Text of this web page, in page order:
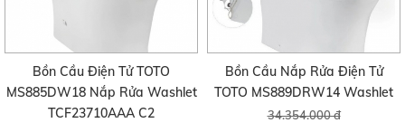
Bồn Cầu Điện Tử TOTO
MS885DW18 Nắp Rửa Washlet
TCF23710AAA C2
Bồn Cầu Nắp Rửa Điện Tử
TOTO MS889DRW14 Washlet
34.354.000 đ